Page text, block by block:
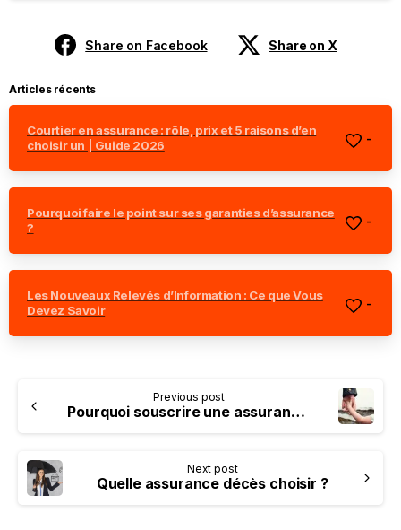
Share on Facebook Share on X
Articles récents
Courtier en assurance : rôle, prix et 5 raisons d’en
choisir un | Guide 2026
-
Pourquoi faire le point sur ses garanties d’assurance
?
-
Les Nouveaux Relevés d’Information : Ce que Vous
Devez Savoir
-
Previous post
Pourquoi souscrire une assurance décès ?
Next post
Quelle assurance décès choisir ?